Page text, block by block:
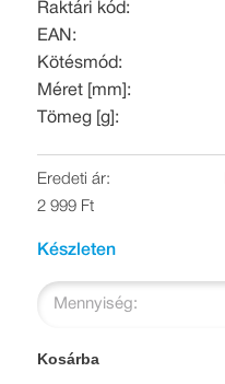
Raktári kód:
EAN:
Kötésmód:
Méret [mm]:
Tömeg [g]:
Eredeti ár:
2 999 Ft
Készleten
Mennyiség:
Kosárba